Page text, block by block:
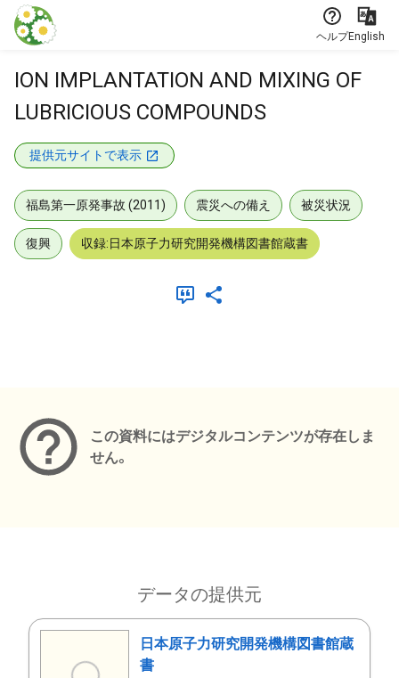
本文に飛ぶ
ヘルプEnglish
ION IMPLANTATION AND MIXING OF
LUBRICIOUS COMPOUNDS
提供元サイトで表示
福島第一原発事故 (2011) 震災への備え 被災状況
復興 収録:日本原子力研究開発機構図書館蔵書
この資料にはデジタルコンテンツが存在しま
せん。
データの提供元
日本原子力研究開発機構図書館蔵
書